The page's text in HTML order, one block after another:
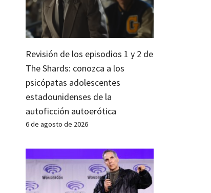
Revisión de los episodios 1 y 2 de
The Shards: conozca a los
psicópatas adolescentes
estadounidenses de la
autoficción autoerótica
6 de agosto de 2026